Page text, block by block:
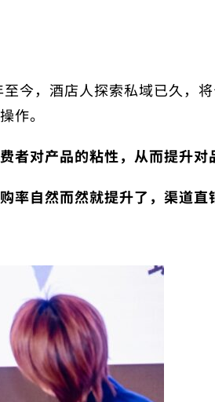
今，酒店人探索私域已久，
作。
对产品的粘性，从而提升对
自然而然就提升了，渠道直